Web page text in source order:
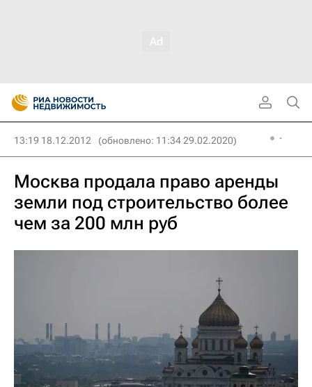
13:19 18.12.2012 (обновлено: 11:34 29.02.2020)
Москва продала право аренды
земли под строительство более
чем за 200 млн руб